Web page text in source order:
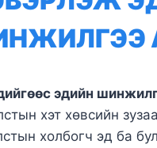
эдийн
хэт хөвсийн
холбогч эд ба